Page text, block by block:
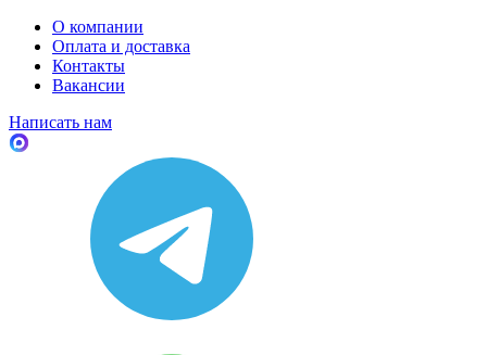
О компании
Оплата и доставка
Контакты
Вакансии
Написать нам